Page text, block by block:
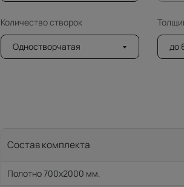
Количество створок
Одностворчатая до
Состав комплекта
Полотно 700x2000 мм.